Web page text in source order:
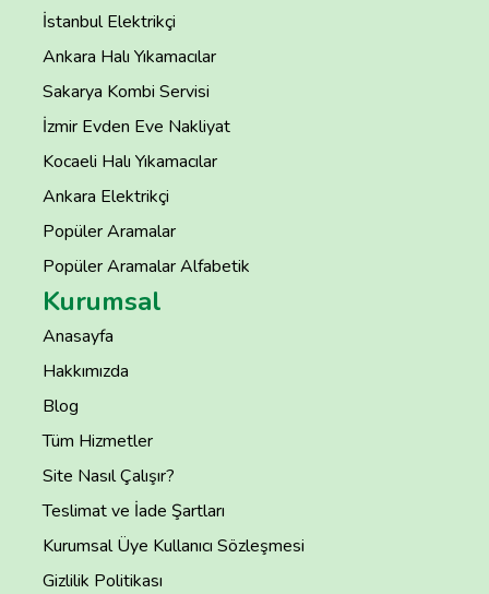
İstanbul Elektrikçi
Ankara Halı Yıkamacılar
Sakarya Kombi Servisi
İzmir Evden Eve Nakliyat
Kocaeli Halı Yıkamacılar
Ankara Elektrikçi
Popüler Aramalar
Popüler Aramalar Alfabetik
Kurumsal
Anasayfa
Hakkımızda
Blog
Tüm Hizmetler
Site Nasıl Çalışır?
Teslimat ve İade Şartları
Kurumsal Üye Kullanıcı Sözleşmesi
Gizlilik Politikası